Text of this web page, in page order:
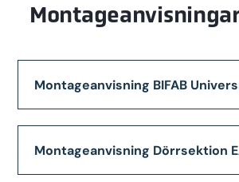
Montageanvisning BIFAB
Montageanvisning Dörrsektion